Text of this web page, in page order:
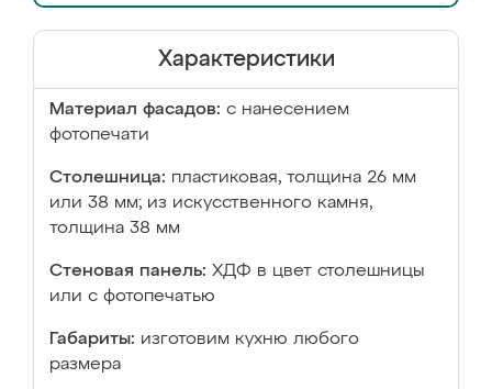
Характеристики
Материал фасадов: с нанесением
фотопечати
Столешница: пластиковая, толщина 26 мм
или 38 мм; из искусственного камня,
толщина 38 мм
Стеновая панель: ХДФ в цвет столешницы
или с фотопечатью
Габариты: изготовим кухню любого
размера